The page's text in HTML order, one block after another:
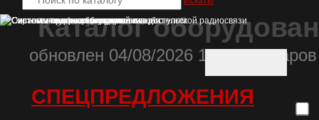
Каталог
oбновлен 04/08/2026 11:06 ,
СПЕЦПРЕДЛОЖЕНИЯ